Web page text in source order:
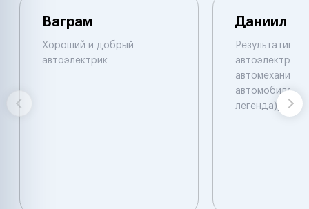
Ваграм
Хороший и добрый
автоэлектрик
Даниил
автоэлектрик и
автомеханик
автомобилям.
легенда))